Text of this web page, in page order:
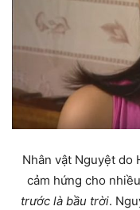
Nhân vật Nguyệt do
cảm hứng cho
trước là bầu trời.